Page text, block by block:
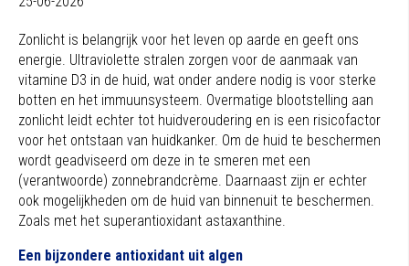
Zonlicht is belangrijk voor het leven op aarde en geeft ons
energie. Ultraviolette stralen zorgen voor de aanmaak van
vitamine D3 in de huid, wat onder andere nodig is voor sterke
botten en het immuunsysteem. Overmatige blootstelling aan
zonlicht leidt echter tot huidveroudering en is een risicofactor
voor het ontstaan van huidkanker. Om de huid te beschermen
wordt geadviseerd om deze in te smeren met een
(verantwoorde) zonnebrandcrème. Daarnaast zijn er echter
ook mogelijkheden om de huid van binnenuit te beschermen.
Zoals met het superantioxidant astaxanthine.
Een bijzondere antioxidant uit algen